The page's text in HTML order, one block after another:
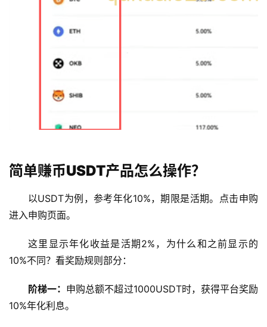
简单赚币USDT产品怎么操作？
以USDT为例，参考年化10%，期限是活期。点击申购
进入申购页面。
这里显示年化收益是活期2%，为什么和之前显示的
10%不同？看奖励规则部分：
阶梯一： 申购总额不超过1000USDT时，获得平台奖励
10%年化利息。